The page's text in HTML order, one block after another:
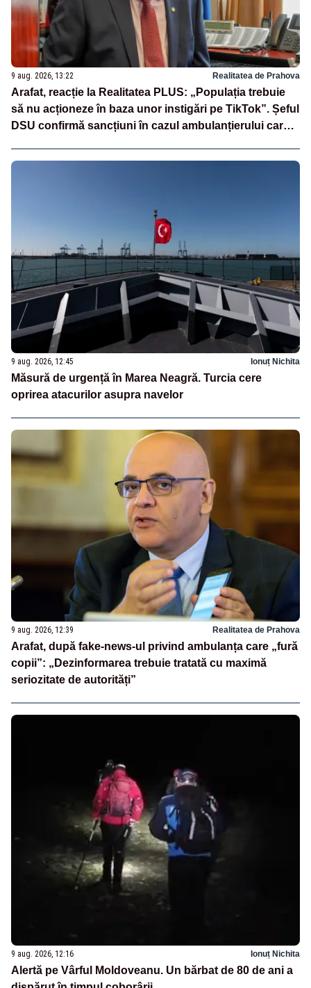
9 aug. 2026, 13:22 Realitatea de Prahova
Arafat, reacție la Realitatea PLUS: „Populația trebuie
să nu acționeze în baza unor instigări pe TikTok”. Șeful
DSU confirmă sancțiuni în cazul ambulanțierului care a
9 aug. 2026, 12:45 Ionuț Nichita
Măsură de urgență în Marea Neagră. Turcia cere
oprirea atacurilor asupra navelor
9 aug. 2026, 12:39 Realitatea de Prahova
Arafat, după fake-news-ul privind ambulanța care „fură
copii”: „Dezinformarea trebuie tratată cu maximă
seriozitate de autorități”
9 aug. 2026, 12:16 Ionuț Nichita
Alertă pe Vârful Moldoveanu. Un bărbat de 80 de ani a